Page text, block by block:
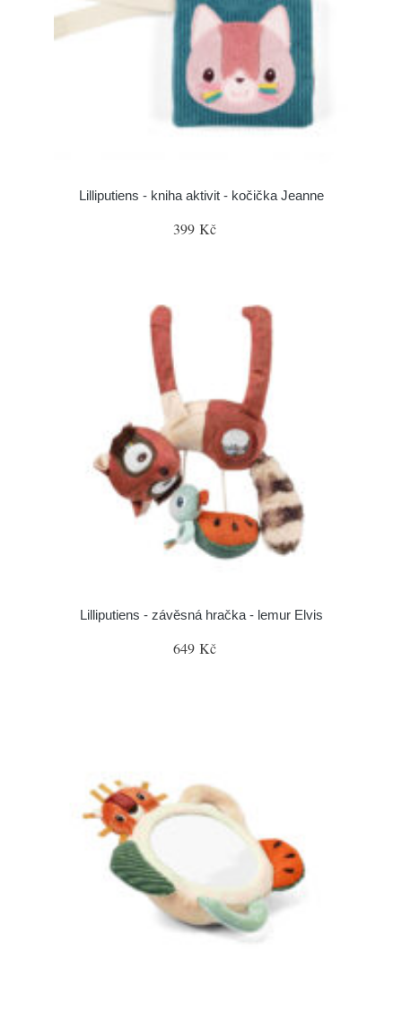
Lilliputiens - kniha aktivit - kočička Jeanne
399 Kč
Lilliputiens - závěsná hračka - lemur Elvis
649 Kč